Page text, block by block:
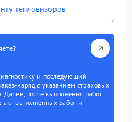
тепловизоров
и последующий
наряд с указанием страховых
Далее, после выполнения работ
акт выполненных работ и